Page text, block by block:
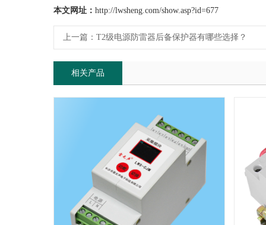
本文网址： http://lwsheng.com/show.asp?id=677
上一篇： T2级电源防雷器后备保护器有哪些选择？
相关产品